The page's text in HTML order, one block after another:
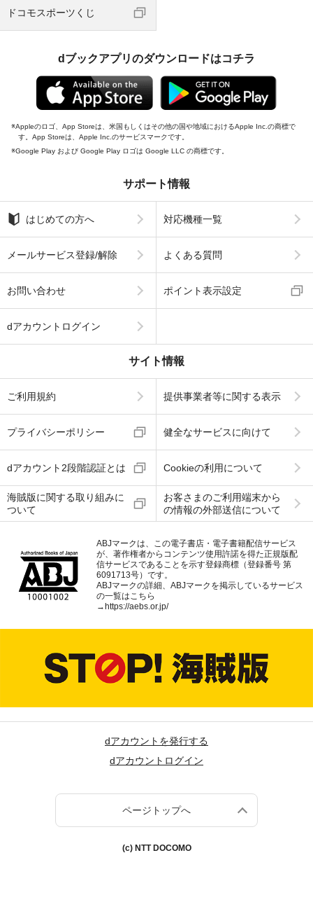
ドコモスポーツくじ
dブックアプリのダウンロードはコチラ
Appleのロゴ、App Storeは、米国もしくはその他の国や地域におけるApple Inc.の商標で
す。App Storeは、Apple Inc.のサービスマークです。
Google Play および Google Play ロゴは Google LLC の商標です。
サポート情報
はじめての方へ 対応機種一覧
メールサービス登録/解除 よくある質問
お問い合わせ ポイント表示設定
dアカウントログイン
サイト情報
ご利用規約 提供事業者等に関する表示
プライバシーポリシー 健全なサービスに向けて
dアカウント2段階認証とは Cookieの利用について
海賊版に関する取り組みに
ついて
お客さまのご利用端末から
の情報の外部送信について
ABJマークは、この電子書店・電子書籍配信サービス
が、著作権者からコンテンツ使用許諾を得た正規版配
信サービスであることを示す登録商標（登録番号 第
6091713号）です。
ABJマークの詳細、ABJマークを掲示しているサービス
の一覧はこちら
→ https://aebs.or.jp/
dアカウントを発行する
dアカウントログイン
ページトップへ
(c) NTT DOCOMO